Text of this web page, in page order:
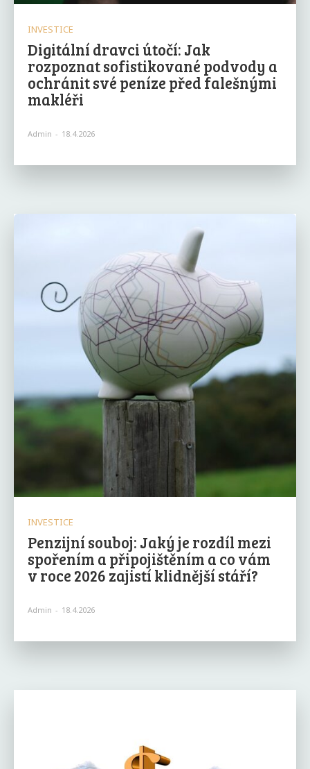
INVESTICE
Digitální dravci útočí: Jak
rozpoznat sofistikované podvody a
ochránit své peníze před falešnými
makléři
Admin - 18.4.2026
INVESTICE
Penzijní souboj: Jaký je rozdíl mezi
spořením a připojištěním a co vám
v roce 2026 zajistí klidnější stáří?
Admin - 18.4.2026